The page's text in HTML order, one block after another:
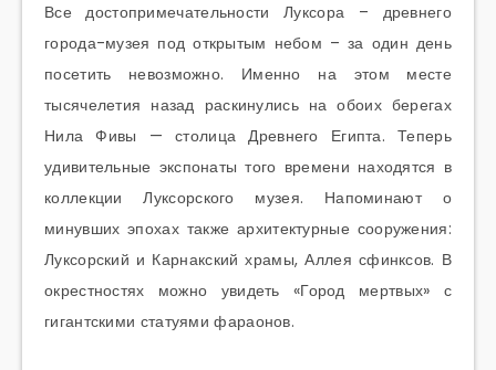
Все достопримечательности Луксора – древнего
города-музея под открытым небом – за один день
посетить невозможно. Именно на этом месте
тысячелетия назад раскинулись на обоих берегах
Нила Фивы — столица Древнего Египта. Теперь
удивительные экспонаты того времени находятся в
коллекции Луксорского музея. Напоминают о
минувших эпохах также архитектурные сооружения:
Луксорский и Карнакский храмы, Аллея сфинксов. В
окрестностях можно увидеть «Город мертвых» с
гигантскими статуями фараонов.